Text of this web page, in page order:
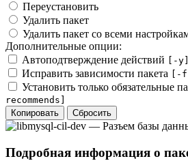
Переустановить
Удалить пакет
Удалить пакет со всеми
Дополнительные опции:
Автоподтверждение действий
[-y]
Исправить зависимости пакета [-f]
Установить только обязательные
recommends]
Копировать
Сбросить
Подробная информация о